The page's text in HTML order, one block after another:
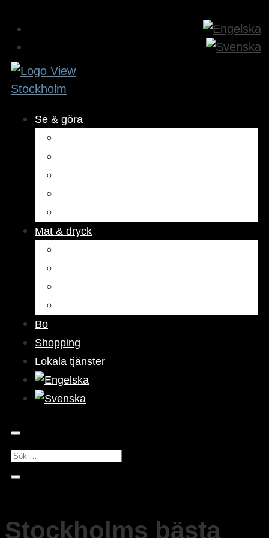
Se & göra
Mat & dryck
Bo
Shopping
Lokala tjänster
Stockholms bästa